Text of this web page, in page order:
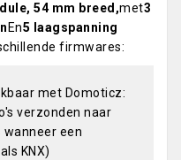
54 mm breed,met3
En5 laagspanning
firmwares:
met Domoticz:
verzonden naar
een
KNX)